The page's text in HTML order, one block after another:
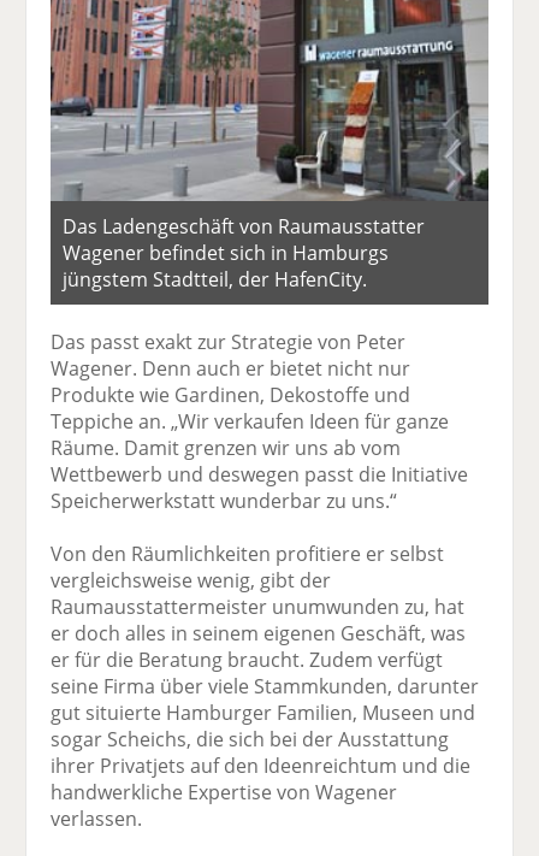
Das Ladengeschäft von Raum­ausstatter
Wagener befindet sich in Hamburgs
jüngstem Stadtteil, der HafenCity.
Das passt exakt zur Strategie von Peter
Wagener. Denn auch er bietet nicht nur
Produkte wie Gardinen, Dekostoffe und
Teppiche an. „Wir verkaufen Ideen für ganze
Räume. Damit grenzen wir uns ab vom
Wettbewerb und deswegen passt die Initiative
Speicherwerkstatt wunderbar zu uns.“
Von den Räumlichkeiten profitiere er selbst
vergleichsweise wenig, gibt der
Raumausstattermeister unumwunden zu, hat
er doch alles in seinem eigenen Geschäft, was
er für die Beratung braucht. Zudem verfügt
seine Firma über viele Stammkunden, darunter
gut situierte Hamburger Familien, Museen und
sogar Scheichs, die sich bei der Ausstattung
ihrer Privatjets auf den Ideenreichtum und die
handwerkliche Expertise von Wagener
verlassen.